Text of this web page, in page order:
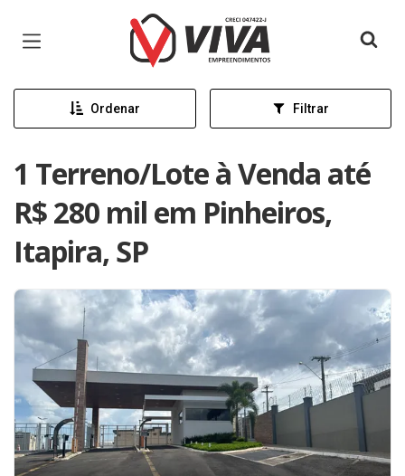
Página inicial
Ordenar Filtrar
1 Terreno/Lote à Venda até
R$ 280 mil em Pinheiros,
Itapira, SP